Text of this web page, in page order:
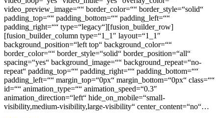
video_preview_image=““ border_color=““ border_style=“solid“
padding_top=““ padding_bottom=““ padding_left=““
padding_right=““ type=“legacy“][fusion_builder_row]
[fusion_builder_column type=“1_1″ layout=“1_1″
background_position=“left top“ background_color=““
border_color=““ border_style=“solid“ border_position=“all“
spacing=“yes“ background_image=““ background_repeat=“no-
repeat“ padding_top=““ padding_right=““ padding_bottom=““
padding_left=““ margin_top=“0px“ margin_bottom=“0px“ class=““
id=““ animation_type=““ animation_speed=“0.3″
animation_direction=“left“ hide_on_mobile=“small-
visibility,medium-visibility,large-visibility“ center_content=“no“…